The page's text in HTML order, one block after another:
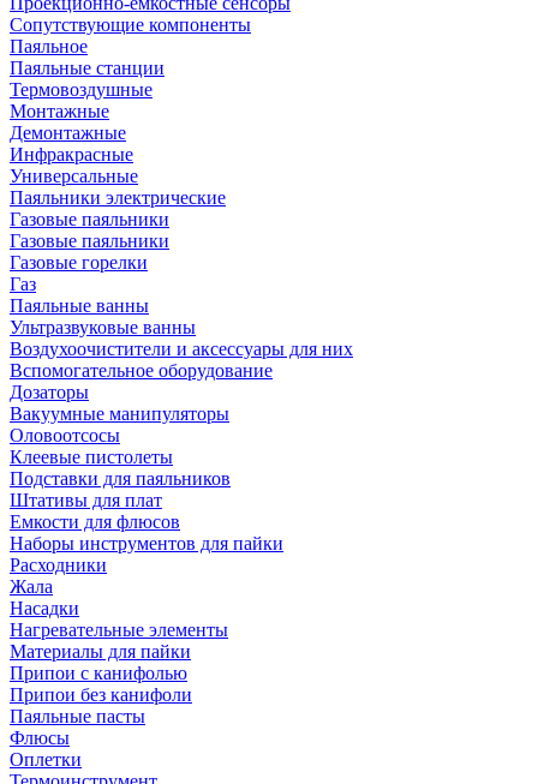
Сопутствующие компоненты
Паяльное
Паяльные станции
Термовоздушные
Монтажные
Демонтажные
Инфракрасные
Универсальные
Паяльники электрические
Газовые паяльники
Газовые паяльники
Газовые горелки
Газ
Паяльные ванны
Ультразвуковые ванны
Воздухоочистители и аксессуары для них
Вспомогательное оборудование
Дозаторы
Вакуумные манипуляторы
Оловоотсосы
Клеевые пистолеты
Подставки для паяльников
Штативы для плат
Емкости для флюсов
Наборы инструментов для пайки
Расходники
Жала
Насадки
Нагревательные элементы
Материалы для пайки
Припои с канифолью
Припои без канифоли
Паяльные пасты
Флюсы
Оплетки